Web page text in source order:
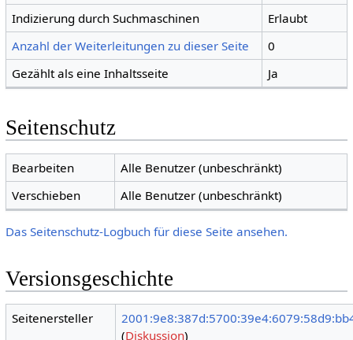
Indizierung durch Suchmaschinen
Erlaubt
Anzahl der Weiterleitungen zu dieser Seite
0
Gezählt als eine Inhaltsseite
Ja
Seitenschutz
Bearbeiten
Alle Benutzer (unbeschränkt)
Verschieben
Alle Benutzer (unbeschränkt)
Das Seitenschutz-Logbuch für diese Seite ansehen.
Versionsgeschichte
Seitenersteller
(Diskussion)